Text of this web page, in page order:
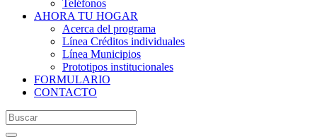
Teléfonos
AHORA TU HOGAR
Acerca del programa
Línea Créditos individuales
Línea Municipios
Prototipos institucionales
FORMULARIO
CONTACTO